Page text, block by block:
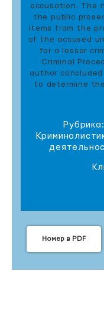
accusation. The
the public
items from the
of the accused
for a lesser
Criminal
author
to determine
Номер в PDF